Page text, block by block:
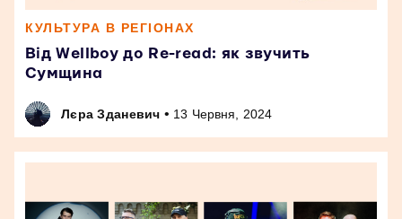
КУЛЬТУРА В РЕГІОНАХ
Від Wellboy до Re-read: як звучить
Сумщина
Лєра Зданевич • 13 Червня, 2024